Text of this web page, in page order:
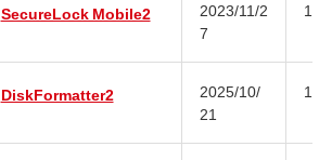
SecureLock Mobile2
2023/11/2
7
1.11
DiskFormatter2
2025/10/
21